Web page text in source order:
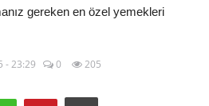
gereken en özel yemekleri
- 23:29 0 205